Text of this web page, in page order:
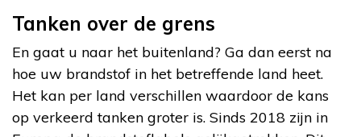
Tanken over de grens
En gaat u naar het buitenland? Ga dan eerst na
hoe uw brandstof in het betreffende land heet.
Het kan per land verschillen waardoor de kans
op verkeerd tanken groter is. Sinds 2018 zijn in